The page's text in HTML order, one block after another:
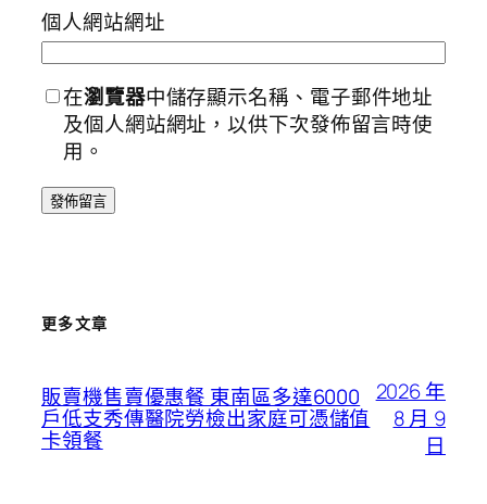
個人網站網址
在瀏覽器中儲存顯示名稱、電子郵件地址
及個人網站網址，以供下次發佈留言時使
用。
更多文章
販賣機售賣優惠餐 東南區多達6000
戶低支秀傳醫院勞檢出家庭可憑儲值
卡領餐
2026 年
8 月 9
日